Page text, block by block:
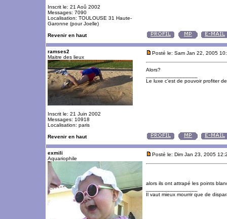
Inscrit le: 21 Aoû 2002
Messages: 7090
Localisation: TOULOUSE 31 Haute-
Garonne (pour Joelle)
Revenir en haut
ramses2
Maitre des lieux
Inscrit le: 21 Juin 2002
Messages: 10918
Localisation: paris
Posté le: Sam Jan 22, 2005
Alors?
Le luxe c'est de pouvoir profiter
Revenir en haut
exmili
Aquariophile
Posté le: Dim Jan 23, 2005
alors ils ont attrapé les points
Il vaut mieux mourrir que de